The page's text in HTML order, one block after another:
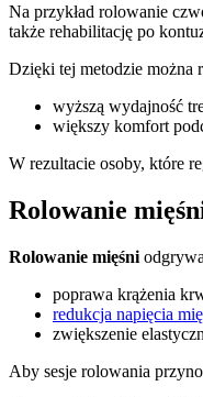
Na przykład rolowanie
także rehabilitację po
Dzięki tej metodzie można
wyższą wydajność
większy komfort
W rezultacie osoby, które
Rolowanie
Rolowanie mięśni
poprawa krążenia
redukcja napięcia
zwiększenie
Aby sesje rolowania